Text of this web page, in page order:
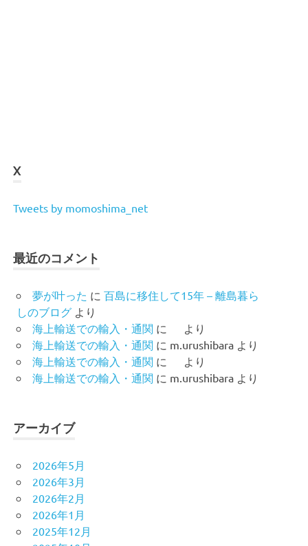
X
Tweets by momoshima_net
最近のコメント
夢が叶った に 百島に移住して15年 – 離島暮ら
しのブログ より
海上輸送での輸入・通関 に
より
海上輸送での輸入・通関 に m.urushibara より
海上輸送での輸入・通関 に
より
海上輸送での輸入・通関 に m.urushibara より
アーカイブ
2026年5月
2026年3月
2026年2月
2026年1月
2025年12月